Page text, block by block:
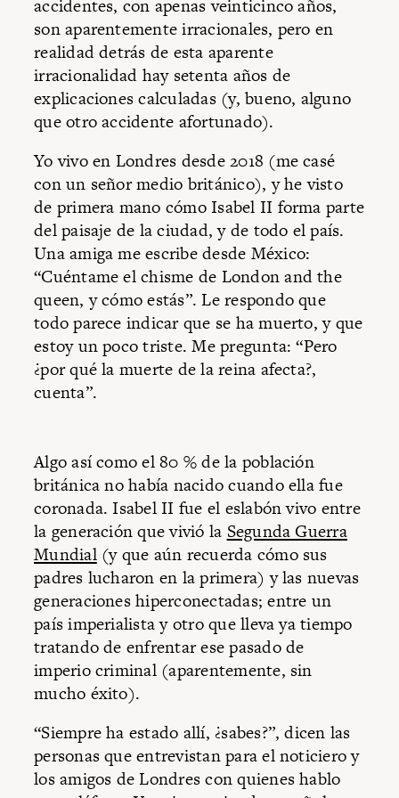
accidentes, con apenas veinticinco años,
son aparentemente irracionales, pero en
realidad detrás de esta aparente
irracionalidad hay setenta años de
explicaciones calculadas (y, bueno, alguno
que otro accidente afortunado).
Yo vivo en Londres desde 2018 (me casé
con un señor medio británico), y he visto
de primera mano cómo Isabel II forma parte
del paisaje de la ciudad, y de todo el país.
Una amiga me escribe desde México:
“Cuéntame el chisme de London and the
queen, y cómo estás”. Le respondo que
todo parece indicar que se ha muerto, y que
estoy un poco triste. Me pregunta: “Pero
¿por qué la muerte de la reina afecta?,
cuenta”.
Algo así como el 80 % de la población
británica no había nacido cuando ella fue
coronada. Isabel II fue el eslabón vivo entre
la generación que vivió la Segunda Guerra
Mundial(y que aún recuerda cómo sus
padres lucharon en la primera) y las nuevas
generaciones hiperconectadas; entre un
país imperialista y otro que lleva ya tiempo
tratando de enfrentar ese pasado de
imperio criminal (aparentemente, sin
mucho éxito).
“Siempre ha estado allí, ¿sabes?”, dicen las
personas que entrevistan para el noticiero y
los amigos de Londres con quienes hablo